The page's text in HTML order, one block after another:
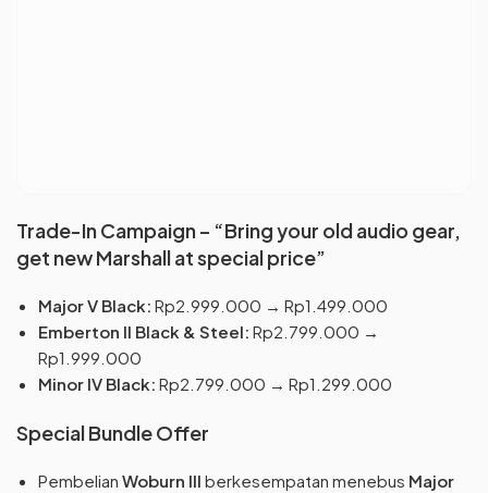
Trade-In Campaign – “Bring your old audio gear,
get new Marshall at special price”
Major V Black: Rp2.999.000 → Rp1.499.000
Emberton II Black & Steel: Rp2.799.000 →
Rp1.999.000
Minor IV Black: Rp2.799.000 → Rp1.299.000
Special Bundle Offer
Pembelian Woburn III berkesempatan menebus Major